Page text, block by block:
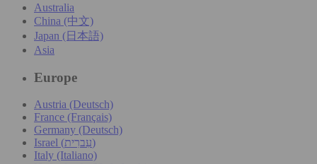
Australia
China (中文)
Japan (日本語)
Asia
Europe
Austria (Deutsch)
France (Français)
Germany (Deutsch)
Israel (עִברִית)
Italy (Italiano)